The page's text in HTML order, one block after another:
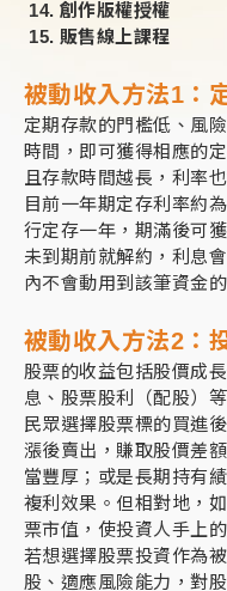
創作版權授權
販售線上課程
被動收入方法1：
定期存款的門檻低、風
時間，即可獲得相應的
且存款時間越長，利率
目前一年期定存利率約
行定存一年，期滿後可
未到期前就解約，利息
內不會動用到該筆資金的
被動收入方法2：
股票的收益包括股價成
息、股票股利（配股）等
民眾選擇股票標的買進
漲後賣出，賺取股價差
當豐厚；或是長期持有
複利效果。但相對地，
票市值，使投資人手上
若想選擇股票投資作為
股、適應風險能力，對